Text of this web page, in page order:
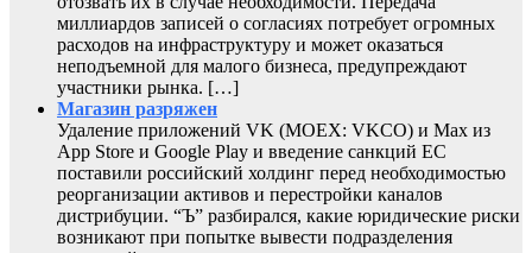
миллиардов записей о согласиях потребует огромных
расходов на инфраструктуру и может оказаться
неподъемной для малого бизнеса, предупреждают
участники рынка. […]
Магазин разряжен
Удаление приложений VK (MOEX: VKCO) и Max из
App Store и Google Play и введение санкций ЕС
поставили российский холдинг перед необходимостью
реорганизации активов и перестройки каналов
дистрибуции. “Ъ” разбирался, какие юридические риски
возникают при попытке вывести подразделения